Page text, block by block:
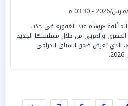
«ريهام عبد الغفور» في جذب
المصري والعربي من خلال مسلسلها الجديد
الذي يُعرض ضمن السباق الدرامي